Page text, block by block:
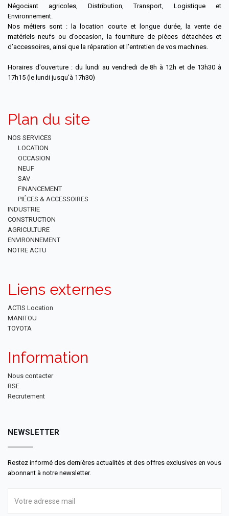
Négociant agricoles, Distribution, Transport, Logistique et
Environnement.
Nos métiers sont : la location courte et longue durée, la vente de
matériels neufs ou d’occasion, la fourniture de pièces détachées et
d’accessoires, ainsi que la réparation et l’entretien de vos machines.
Horaires d'ouverture : du lundi au vendredi de 8h à 12h et de 13h30 à
17h15 (le lundi jusqu'à 17h30)
Plan du site
NOS SERVICES
LOCATION
OCCASION
NEUF
SAV
FINANCEMENT
PIÉCES & ACCESSOIRES
INDUSTRIE
CONSTRUCTION
AGRICULTURE
ENVIRONNEMENT
NOTRE ACTU
Liens externes
ACTIS Location
MANITOU
TOYOTA
Information
Nous contacter
RSE
Recrutement
NEWSLETTER
Restez informé des dernières actualités et des offres exclusives en vous
abonnant à notre newsletter.